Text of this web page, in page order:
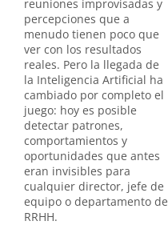
reuniones improvisadas y
percepciones que a
menudo tienen poco que
ver con los resultados
reales. Pero la llegada de
la Inteligencia Artificial ha
cambiado por completo el
juego: hoy es posible
detectar patrones,
comportamientos y
oportunidades que antes
eran invisibles para
cualquier director, jefe de
equipo o departamento de
RRHH.